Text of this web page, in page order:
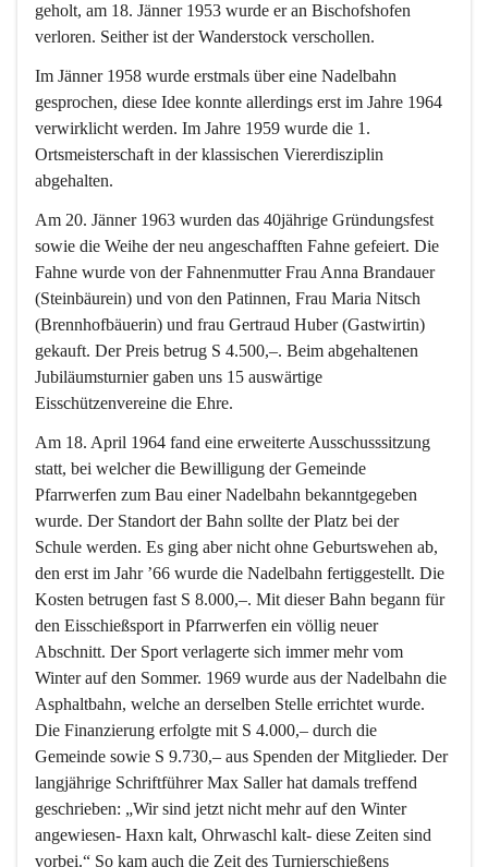
geholt, am 18. Jänner 1953 wurde er an Bischofshofen
verloren. Seither ist der Wanderstock verschollen.
Im Jänner 1958 wurde erstmals über eine Nadelbahn
gesprochen, diese Idee konnte allerdings erst im Jahre 1964
verwirklicht werden. Im Jahre 1959 wurde die 1.
Ortsmeisterschaft in der klassischen Viererdisziplin
abgehalten.
Am 20. Jänner 1963 wurden das 40jährige Gründungsfest
sowie die Weihe der neu angeschafften Fahne gefeiert. Die
Fahne wurde von der Fahnenmutter Frau Anna Brandauer
(Steinbäurein) und von den Patinnen, Frau Maria Nitsch
(Brennhofbäuerin) und frau Gertraud Huber (Gastwirtin)
gekauft. Der Preis betrug S 4.500,–. Beim abgehaltenen
Jubiläumsturnier gaben uns 15 auswärtige
Eisschützenvereine die Ehre.
Am 18. April 1964 fand eine erweiterte Ausschusssitzung
statt, bei welcher die Bewilligung der Gemeinde
Pfarrwerfen zum Bau einer Nadelbahn bekanntgegeben
wurde. Der Standort der Bahn sollte der Platz bei der
Schule werden. Es ging aber nicht ohne Geburtswehen ab,
den erst im Jahr ’66 wurde die Nadelbahn fertiggestellt. Die
Kosten betrugen fast S 8.000,–. Mit dieser Bahn begann für
den Eisschießsport in Pfarrwerfen ein völlig neuer
Abschnitt. Der Sport verlagerte sich immer mehr vom
Winter auf den Sommer. 1969 wurde aus der Nadelbahn die
Asphaltbahn, welche an derselben Stelle errichtet wurde.
Die Finanzierung erfolgte mit S 4.000,– durch die
Gemeinde sowie S 9.730,– aus Spenden der Mitglieder. Der
langjährige Schriftführer Max Saller hat damals treffend
geschrieben: „Wir sind jetzt nicht mehr auf den Winter
angewiesen- Haxn kalt, Ohrwaschl kalt- diese Zeiten sind
vorbei.“ So kam auch die Zeit des Turnierschießens